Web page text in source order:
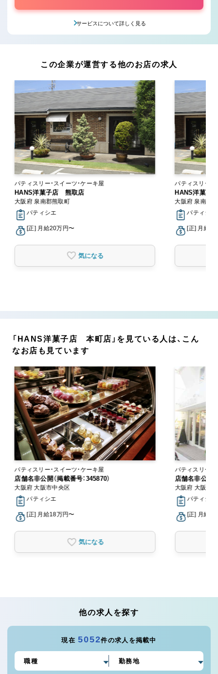
サービスについて詳しく見る
この企業が運営する他のお店の求人
パティスリー・スイーツ・ケーキ屋
HANS洋菓子店 熊取店
大阪府 泉南郡熊取町
パティシエ
[正] 月給20万円〜
気になる
パティスリー・
HANS洋菓子
大阪府 泉南郡
パティシエ
[正] 月給20
「HANS洋菓子店 本町店」を見ている人は、こん
なお店も見ています
パティスリー・スイーツ・ケーキ屋
店舗名非公開（掲載番号：345870）
大阪府 大阪市中央区
パティシエ
[正] 月給18万円〜
気になる
パティスリー・
店舗名非公開
大阪府 大阪市
パティシエ
[正] 月給
他の求人を探す
現在5052件の求人を掲載中